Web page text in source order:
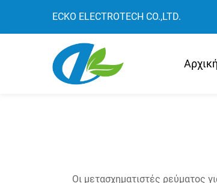
ECKO ELECTROTECH CO.,LTD.
Οι μετασχηματιστές ρεύματος